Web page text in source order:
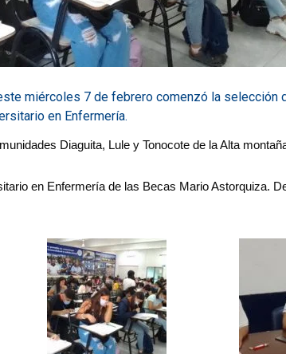
miércoles 7 de febrero comenzó la selección
en Enfermería.
Diaguita, Lule y Tonocote de la Alta
en Enfermería de las Becas Mario Astorquiza.